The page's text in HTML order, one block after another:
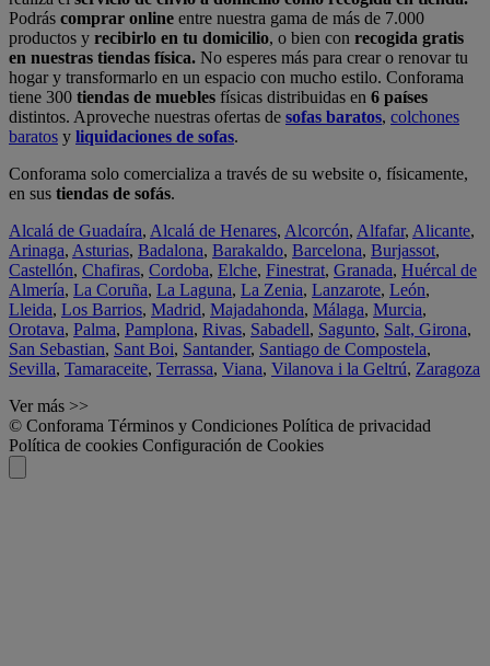
Podrás comprar online entre nuestra gama de más de 7.000
productos y recibirlo en tu domicilio, o bien con recogida gratis
en nuestras tiendas física. No esperes más para crear o renovar tu
hogar y transformarlo en un espacio con mucho estilo. Conforama
tiene 300 tiendas de muebles físicas distribuidas en 6 países
distintos. Aproveche nuestras ofertas de sofas baratos, colchones
baratos y liquidaciones de sofas.
Conforama solo comercializa a través de su website o, físicamente,
en sus tiendas de sofás.
Alcalá de Guadaíra, Alcalá de Henares, Alcorcón, Alfafar, Alicante,
Arinaga, Asturias, Badalona, Barakaldo, Barcelona, Burjassot,
Castellón, Chafiras, Cordoba, Elche, Finestrat, Granada, Huércal de
Almería, La Coruña, La Laguna, La Zenia, Lanzarote, León,
Lleida, Los Barrios, Madrid, Majadahonda, Málaga, Murcia,
Orotava, Palma, Pamplona, Rivas, Sabadell, Sagunto, Salt, Girona,
San Sebastian, Sant Boi, Santander, Santiago de Compostela,
Sevilla, Tamaraceite, Terrassa, Viana, Vilanova i la Geltrú, Zaragoza
Ver más >>
© Conforama Términos y Condiciones Política de privacidad
Política de cookies Configuración de Cookies